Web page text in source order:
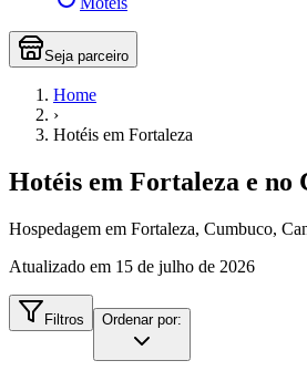
Seja parceiro
Home
›
Hotéis em Fortaleza
Hotéis em Fortaleza e no
Hospedagem em Fortaleza, Cumbuco,
Atualizado em 15 de julho de 2026
Filtros Ordenar por: